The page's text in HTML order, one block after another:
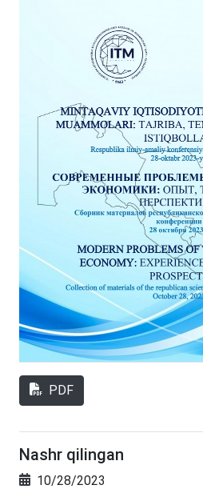
PDF
Nashr qilingan
10/28/2023